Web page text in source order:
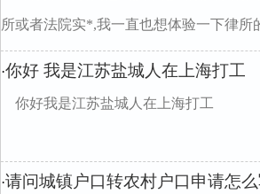
所或者法院实*,我一直也想体验一下律所
·你好 我是江苏盐城人在上海打工
你好我是江苏盐城人在上海打工
·请问城镇户口转农村户口申请怎